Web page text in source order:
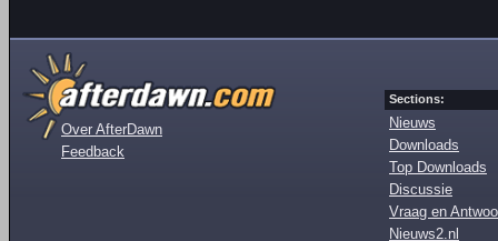
Over AfterDawn
Feedback
Sections:
Nieuws
Downloads
Top Downloads
Discussie
Vraag en
Nieuws2.nl